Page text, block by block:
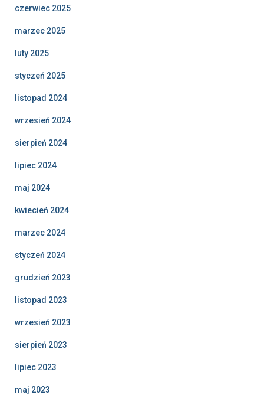
czerwiec 2025
marzec 2025
luty 2025
styczeń 2025
listopad 2024
wrzesień 2024
sierpień 2024
lipiec 2024
maj 2024
kwiecień 2024
marzec 2024
styczeń 2024
grudzień 2023
listopad 2023
wrzesień 2023
sierpień 2023
lipiec 2023
maj 2023